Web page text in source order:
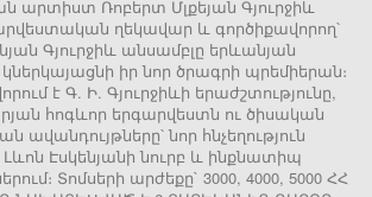
արտիստ Ռոբերտ Մլքեյան Գյուրջիև
ղեկավար և գործիքավորող՝
Գյուրջիև անսամբլը երևանյան
իր նոր ծրագրի պրեմիերան։
է Գ. Ի. Գյուրջիևի երաժշտությունը,
հոգևոր երգարվեստն ու ծիսական
ավանդույթները՝ նոր հնչեղություն
Էսկենյանի նուրբ և ինքնատիպ
Տոմսերի արժեքը` 3000, 4000, 5000 ՀՀ